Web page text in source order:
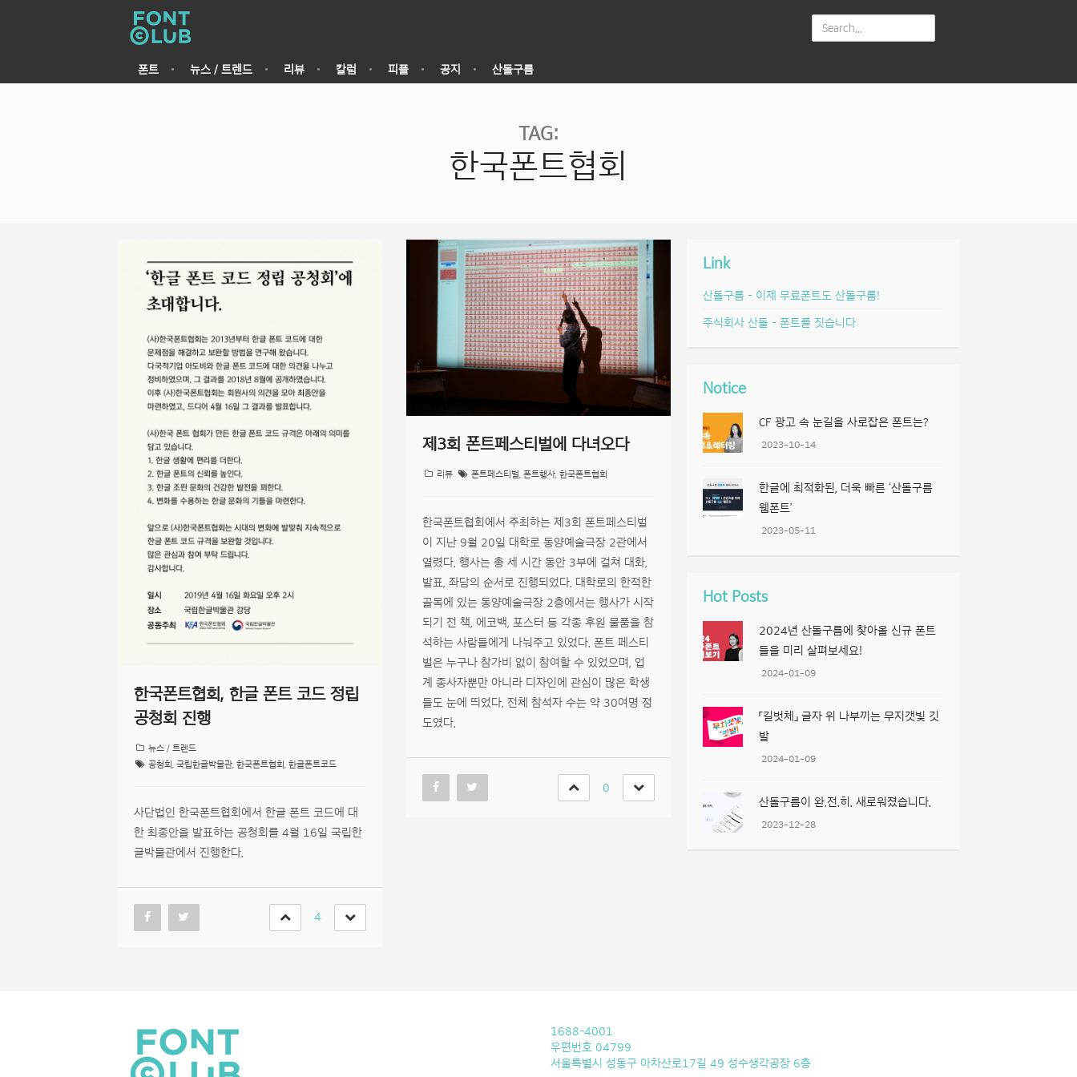
폰트 뉴스 / 트렌드 리뷰 칼럼 피플 공지 산돌구름
TAG:
한국폰트협회
한국폰트협회, 한글 폰트 코드 정립
공청회 진행
뉴스 / 트렌드
공청회
국립한글박물관 한국폰트협회 한글폰트코드
사단법인 한국폰트협회에서 한글 폰트 코드에 대
한 최종안을 발표하는 공청회를 4월 16일 국립한
글박물관에서 진행한다.
4
제3회 폰트페스티벌에 다녀오다
리뷰 폰트페스티벌 폰트행사 한국폰트협회
한국폰트협회에서 주최하는 제3회 폰트페스티벌
이 지난 9월 20일 대학로 동양예술극장 2관에서
열렸다. 행사는 총 세 시간 동안 3부에 걸쳐 대화,
발표, 좌담의 순서로 진행되었다. 대학로의 한적한
골목에 있는 동양예술극장 2층에서는 행사가 시작
되기 전 책, 에코백, 포스터 등 각종 후원 물품을 참
석하는 사람들에게 나눠주고 있었다. 폰트 페스티
벌은 누구나 참가비 없이 참여할 수 있었으며, 업
계 종사자뿐만 아니라 디자인에 관심이 많은 학생
들도 눈에 띄었다. 전체 참석자 수는 약 30여명 정
도였다.
0
Link
산돌구름 – 이제 무료폰트도 산돌구름!
주식회사 산돌 – 폰트를 짓습니다
Notice
CF 광고 속 눈길을 사로잡은 폰트는?
2023-10-14
한글에 최적화된, 더욱 빠른 ‘산돌구름
웹폰트’
2023-05-11
Hot Posts
2024년 산돌구름에 찾아올 신규 폰트
들을 미리 살펴보세요!
2024-01-09
「길벗체」 글자 위 나부끼는 무지갯빛 깃
발
2024-01-09
산돌구름이 완.전.히. 새로워졌습니다.
2023-12-28
1688-4001
우편번호 04799
서울특별시 성동구 아차산로17길 49 성수생각공장 6층